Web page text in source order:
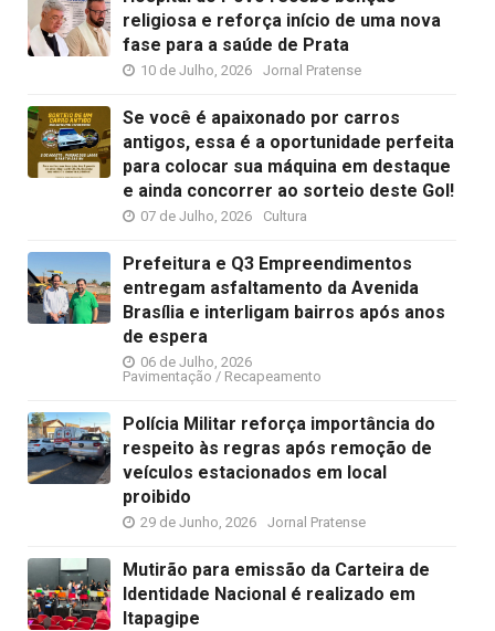
religiosa e reforça início de uma nova
fase para a saúde de Prata
10 de Julho, 2026 Jornal Pratense
Se você é apaixonado por carros
antigos, essa é a oportunidade perfeita
para colocar sua máquina em destaque
e ainda concorrer ao sorteio deste Gol!
07 de Julho, 2026 Cultura
Prefeitura e Q3 Empreendimentos
entregam asfaltamento da Avenida
Brasília e interligam bairros após anos
de espera
06 de Julho, 2026
Pavimentação / Recapeamento
Polícia Militar reforça importância do
respeito às regras após remoção de
veículos estacionados em local
proibido
29 de Junho, 2026 Jornal Pratense
Mutirão para emissão da Carteira de
Identidade Nacional é realizado em
Itapagipe